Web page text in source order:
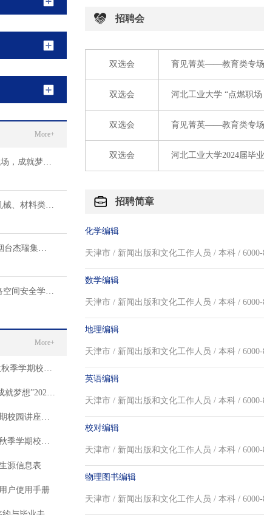
More+
河北工业大学 “点燃职场，成就梦想”2027届毕业生秋季双选会
工业力量集结号——机械、材料类专场招聘会（第二场）
大国重器·上市公司 | 烟台杰瑞集团2027届秋招提前批招聘宣讲会
河北工程技术学院网络空间安全学院博士招聘宣讲会
More+
场招聘会邀请函
生秋季双选会邀请函
讲座邀请函
聘活动邀请函
源信息表
户使用手册
招聘会
双选会 育见菁英——教育类专
双选会 河北工业大学 “点燃职
双选会 育见菁英——教育类专
双选会 河北工业大学2024届毕
招聘简章
化学编辑
天津市 / 新闻出版和文化工作人员 / 本科 / 6000-
数学编辑
天津市 / 新闻出版和文化工作人员 / 本科 / 6000-
地理编辑
天津市 / 新闻出版和文化工作人员 / 本科 / 6000-
英语编辑
天津市 / 新闻出版和文化工作人员 / 本科 / 6000-
校对编辑
天津市 / 新闻出版和文化工作人员 / 本科 / 6000-
物理图书编辑
天津市 / 新闻出版和文化工作人员 / 本科 / 6000-